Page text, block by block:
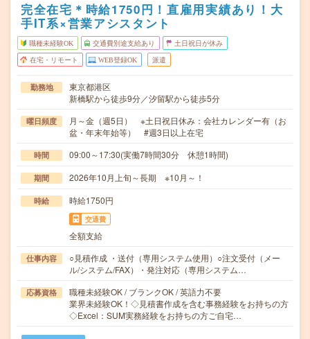
完全在宅＊時給1750円！直雇用実績あり！大
手IT系×営業アシスタント
職種未経験OK 交通費別途支給あり 土日祝日が休み
在宅・リモート WEB登録OK 派遣
勤務地
東京都港区
新橋駅から徒歩9分／汐留駅から徒歩5分
曜日頻度
月～金（週5日） ※土日祝日休み：会社カレンダー有（お
盆・年末年始等） #週3日以上在宅
時間 09:00～17:30(実働7時間30分 休憩1時間)
期間 2026年10月上旬～長期 ※10月～！
時給 時給1750円
交通費
全額支給
仕事内容
○見積作成 ・送付（専用システム使用）○注文受付（メー
ル/システム/FAX）・発注対応（専用システム…
応募資格
職種未経験OK / ブランクOK / 英語力不要
業界未経験OK！◇見積書作成を含む事務経験をお持ちの方
◇Excel：SUM実務経験をお持ちの方ご自宅…